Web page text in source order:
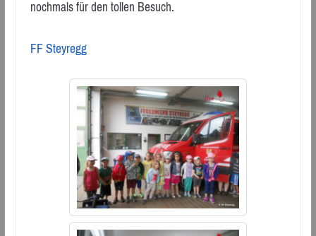
nochmals für den tollen Besuch.
FF Steyregg